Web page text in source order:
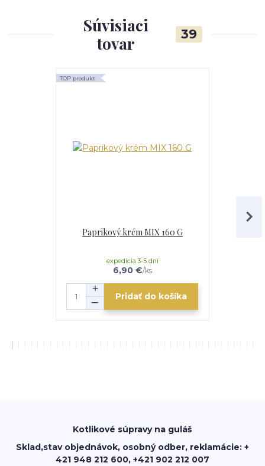
Súvisiaci
tovar
39
TOP produkt
Paprikový krém MIX 160 G
6,90 €/ks
expedícia 3-5 dní
Pridať do košíka
Kotlikové súpravy na guláš
Sklad,stav objednávok, osobný odber, reklamácie: +
421 948 212 600, +421 902 212 007